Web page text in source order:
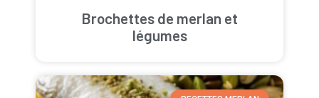
Brochettes de merlan et
légumes